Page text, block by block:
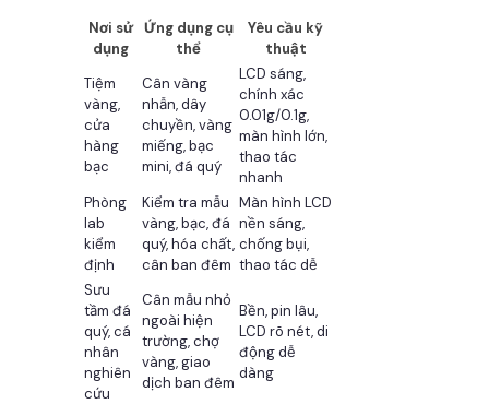
Nơi sử
dụng
Ứng dụng cụ
thể
Yêu cầu kỹ
thuật
Tiệm
vàng,
cửa
hàng
bạc
Cân vàng
nhẫn, dây
chuyền, vàng
miếng, bạc
mini, đá quý
LCD sáng,
chính xác
0.01g/0.1g,
màn hình lớn,
thao tác
nhanh
Phòng
lab
kiểm
định
Kiểm tra mẫu
vàng, bạc, đá
quý, hóa chất,
cân ban đêm
Màn hình LCD
nền sáng,
chống bụi,
thao tác dễ
Sưu
tầm đá
quý, cá
nhân
nghiên
cứu
Cân mẫu nhỏ
ngoài hiện
trường, chợ
vàng, giao
dịch ban đêm
Bền, pin lâu,
LCD rõ nét, di
động dễ
dàng